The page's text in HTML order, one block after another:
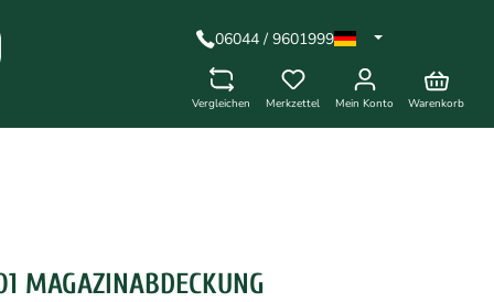
06044 / 9601999
Vergleichen Merkzettel Mein Konto Warenkorb
MAGAZINABDECKUNG